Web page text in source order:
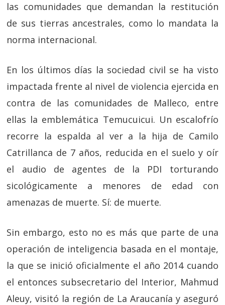
las comunidades que demandan la restitución
de sus tierras ancestrales, como lo mandata la
norma internacional.
En los últimos días la sociedad civil se ha visto
impactada frente al nivel de violencia ejercida en
contra de las comunidades de Malleco, entre
ellas la emblemática Temucuicui. Un escalofrío
recorre la espalda al ver a la hija de Camilo
Catrillanca de 7 años, reducida en el suelo y oír
el audio de agentes de la PDI torturando
sicológicamente a menores de edad con
amenazas de muerte. Sí: de muerte.
Sin embargo, esto no es más que parte de una
operación de inteligencia basada en el montaje,
la que se inició oficialmente el año 2014 cuando
el entonces subsecretario del Interior, Mahmud
Aleuy, visitó la región de La Araucanía y aseguró